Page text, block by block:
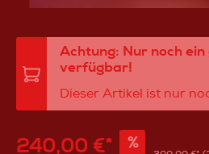
Achtung: Nur noch
verfügbar!
Dieser Artikel ist nur
240,00 €* %